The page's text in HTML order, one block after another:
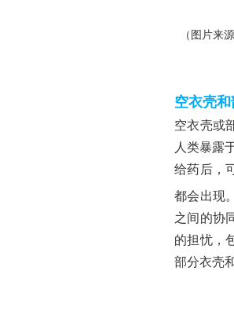
（图片来源
空衣壳
空衣壳或
人类暴露
给药后，
都会出现
之间的协
的担忧，
部分衣壳